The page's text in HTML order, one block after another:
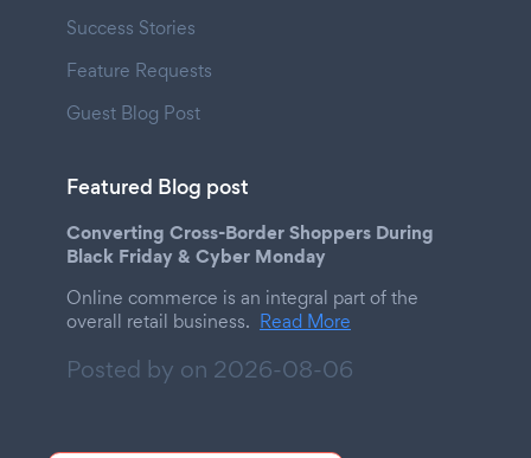
Success Stories
Feature Requests
Guest Blog Post
Featured Blog post
Converting Cross-Border Shoppers During
Black Friday & Cyber Monday
Online commerce is an integral part of the
overall retail business. Read More
Posted by on 2026-08-06